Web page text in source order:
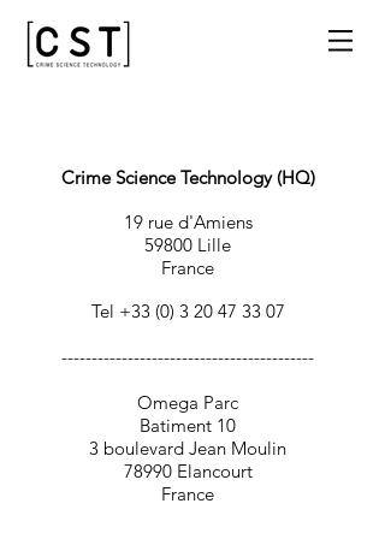
Crime Science Technology (HQ)
19 rue d'Amiens
59800 Lille
France
Tel +33 (0) 3 20 47 33 07
------------------------------------------
Omega Parc
Batiment 10
3 boulevard Jean Moulin
78990 Elancourt
France